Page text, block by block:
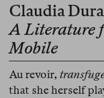
Claudia
A Literature
Mobile
Au revoir,
that she herself